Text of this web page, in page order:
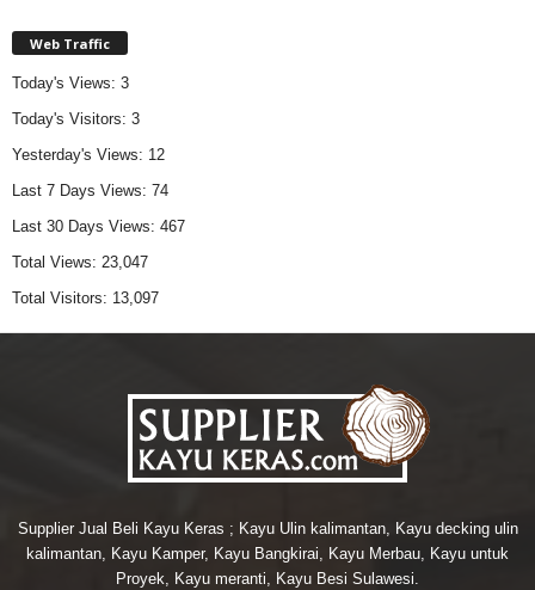
Web Traffic
Today's Views: 3
Today's Visitors: 3
Yesterday's Views: 12
Last 7 Days Views: 74
Last 30 Days Views: 467
Total Views: 23,047
Total Visitors: 13,097
Supplier Jual Beli Kayu Keras ; Kayu Ulin kalimantan, Kayu decking ulin
kalimantan, Kayu Kamper, Kayu Bangkirai, Kayu Merbau, Kayu untuk
Proyek, Kayu meranti, Kayu Besi Sulawesi.